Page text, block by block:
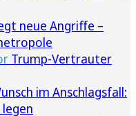
neue Angriffe –
Trump-Vertrauter
im Anschlagsfall:
legen